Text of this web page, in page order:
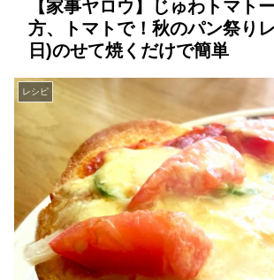
【家事ヤロウ】じゅわトマト
方、トマトで！秋のパン祭り
日)のせて焼くだけで簡単
レシピ